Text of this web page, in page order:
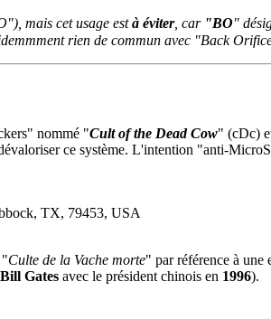
mais cet usage està éviter, car "BO"
rien de commun avec "Back
nommé "Cult of the Dead Cow" (cDc)
ce système. L'intention "anti-
TX, 79453, USA
"Culte de la Vache morte" par référence à une
Bill Gates avec le président chinois en 1996).